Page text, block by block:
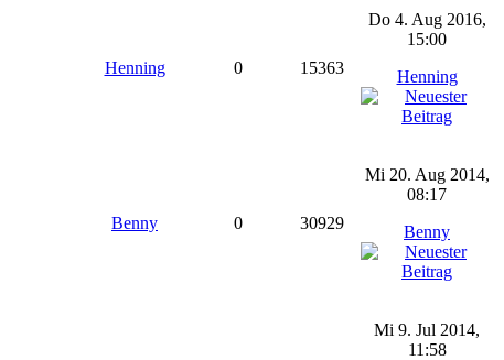
Henning 0 15363
Do 4. Aug 2016,
15:00
Henning
Benny 0 30929
Mi 20. Aug 2014,
08:17
Benny
Mi 9. Jul 2014,
11:58